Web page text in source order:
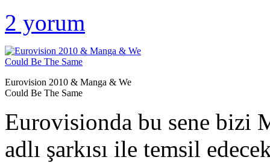
2 yorum
Eurovision 2010 & Manga & We
Could Be The Same
Eurovisionda bu sene bizi
adlı şarkısı ile temsil